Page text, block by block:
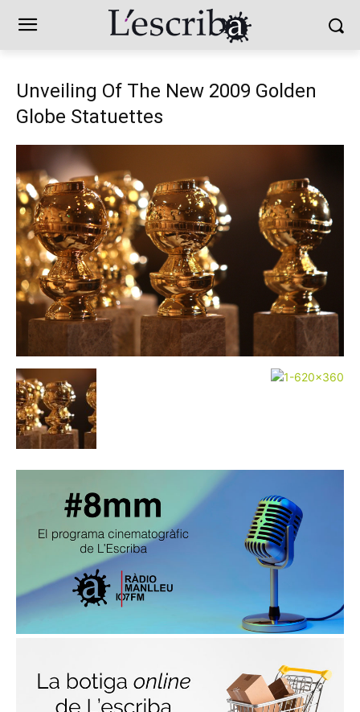
Unveiling Of The New 2009 Golden
Globe Statuettes